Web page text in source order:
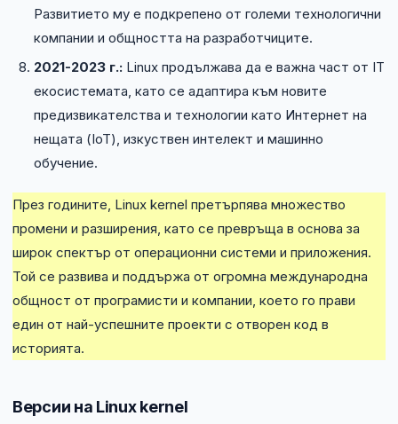
Развитието му е подкрепено от големи технологични
компании и общността на разработчиците.
2021-2023 г.: Linux продължава да е важна част от IT
екосистемата, като се адаптира към новите
предизвикателства и технологии като Интернет на
нещата (IoT), изкуствен интелект и машинно
обучение.
През годините, Linux kernel претърпява множество
промени и разширения, като се превръща в основа за
широк спектър от операционни системи и приложения.
Той се развива и поддържа от огромна международна
общност от програмисти и компании, което го прави
един от най-успешните проекти с отворен код в
историята.
Версии на Linux kernel